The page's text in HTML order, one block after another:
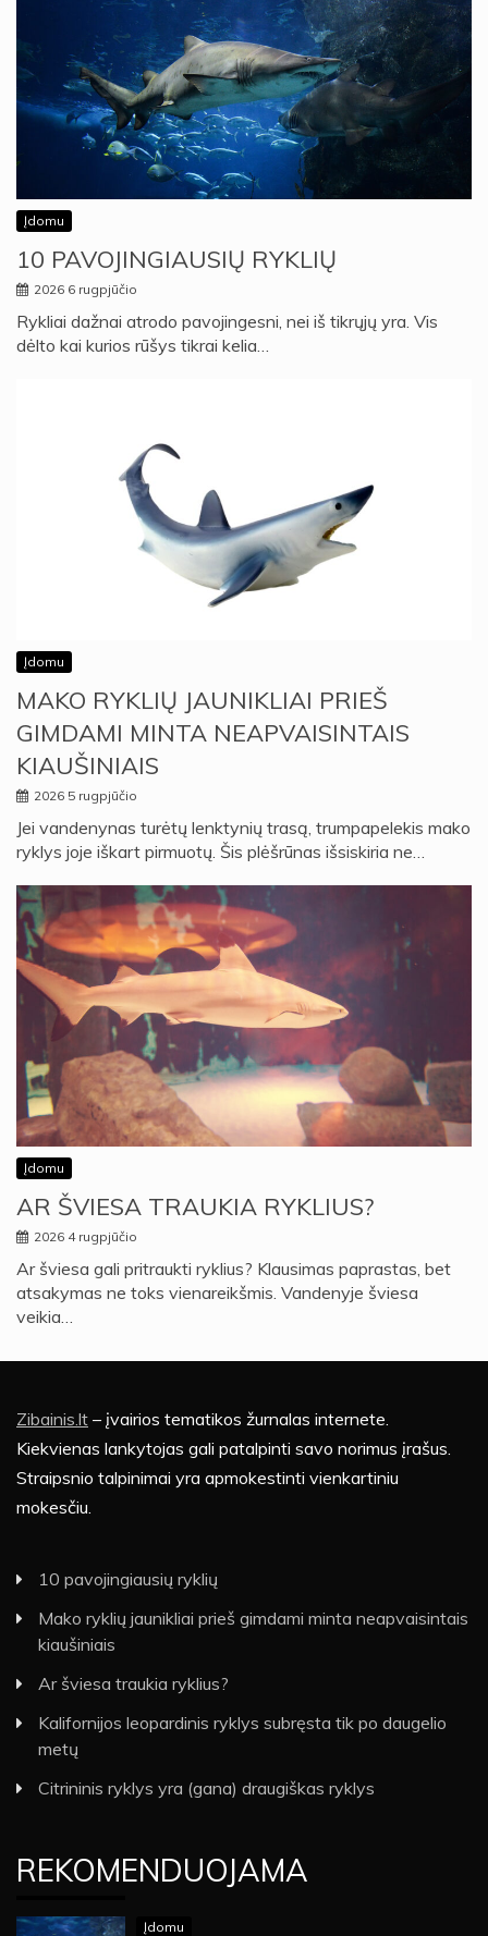
Įdomu
10 PAVOJINGIAUSIŲ RYKLIŲ
2026 6 rugpjūčio
Rykliai dažnai atrodo pavojingesni, nei iš tikrųjų yra. Vis
dėlto kai kurios rūšys tikrai kelia…
Įdomu
MAKO RYKLIŲ JAUNIKLIAI PRIEŠ
GIMDAMI MINTA NEAPVAISINTAIS
KIAUŠINIAIS
2026 5 rugpjūčio
Jei vandenynas turėtų lenktynių trasą, trumpapelekis mako
ryklys joje iškart pirmuotų. Šis plėšrūnas išsiskiria ne…
Įdomu
AR ŠVIESA TRAUKIA RYKLIUS?
2026 4 rugpjūčio
Ar šviesa gali pritraukti ryklius? Klausimas paprastas, bet
atsakymas ne toks vienareikšmis. Vandenyje šviesa
veikia…
Zibainis.lt – įvairios tematikos žurnalas internete.
Kiekvienas lankytojas gali patalpinti savo norimus įrašus.
Straipsnio talpinimai yra apmokestinti vienkartiniu
mokesčiu.
10 pavojingiausių ryklių
Mako ryklių jaunikliai prieš gimdami minta neapvaisintais
kiaušiniais
Ar šviesa traukia ryklius?
Kalifornijos leopardinis ryklys subręsta tik po daugelio
metų
Citrininis ryklys yra (gana) draugiškas ryklys
REKOMENDUOJAMA
Įdomu